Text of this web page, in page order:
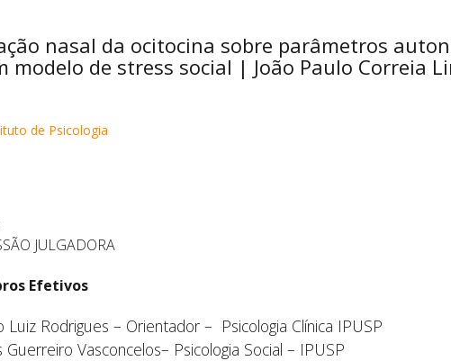
nasal da ocitocina sobre parâmetros
modelo de stress social | João Paulo Correia
de Psicologia
JULGADORA
Efetivos
Luiz Rodrigues – Orientador – Psicologia Clínica IPUSP
Guerreiro Vasconcelos– Psicologia Social – IPUSP